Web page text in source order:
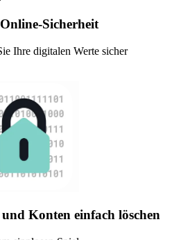
Sicherheit
Ihre digitalen Werte sicher
Konten einfach löschen